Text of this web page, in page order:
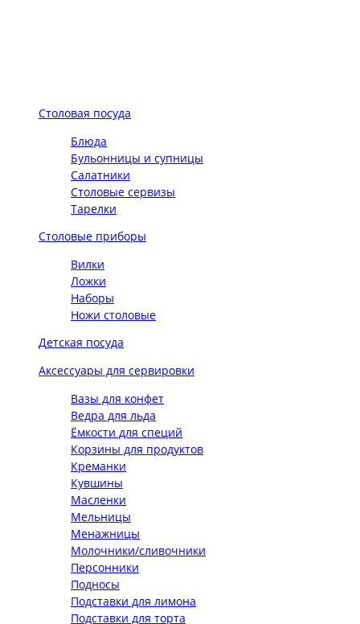
Столовая посуда
Блюда
Бульонницы и супницы
Салатники
Столовые сервизы
Тарелки
Столовые приборы
Вилки
Ложки
Наборы
Ножи столовые
Детская посуда
Аксессуары для сервировки
Вазы для конфет
Ведра для льда
Ёмкости для специй
Корзины для продуктов
Креманки
Кувшины
Масленки
Мельницы
Менажницы
Молочники/сливочники
Персонники
Подносы
Подставки для лимона
Подставки для торта